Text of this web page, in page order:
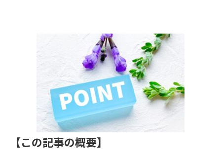
【この記事の概要】